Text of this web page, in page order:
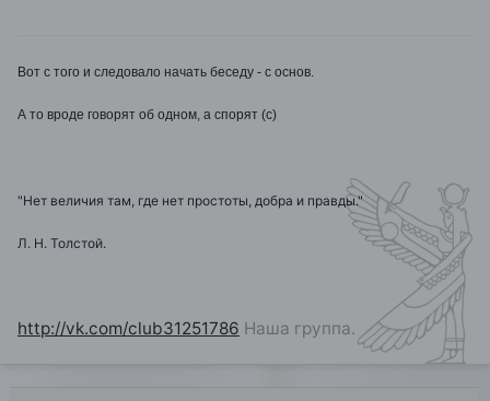
Вот с того и следовало начать беседу - с основ.
А то вроде говорят об одном, а спорят (с)
"Нет величия там, где нет простоты, добра и правды."
Л. Н. Толстой.
http://vk.com/club31251786 Наша группа.